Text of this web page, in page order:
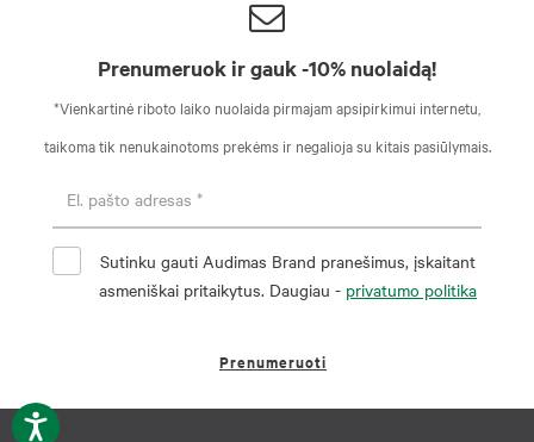
Prenumeruok ir gauk -10% nuolaidą!
*Vienkartinė riboto laiko nuolaida pirmajam apsipirkimui internetu,
taikoma tik nenukainotoms prekėms ir negalioja su kitais pasiūlymais.
Sutinku gauti Audimas Brand pranešimus, įskaitant
asmeniškai pritaikytus. Daugiau - privatumo politika
Prenumeruoti